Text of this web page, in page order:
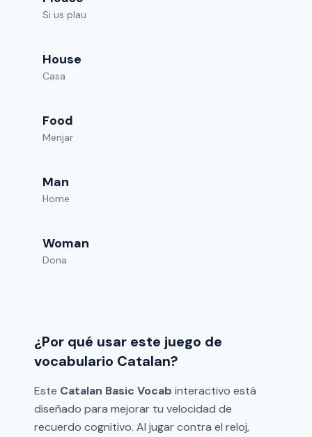
Si us plau
House
Casa
Food
Menjar
Man
Home
Woman
Dona
¿Por qué usar este juego de
vocabulario Catalan?
Este Catalan Basic Vocab interactivo está
diseñado para mejorar tu velocidad de
recuerdo cognitivo. Al jugar contra el reloj,